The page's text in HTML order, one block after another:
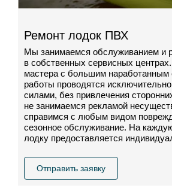
Ремонт лодок ПВХ
Мы занимаемся обслуживанием и
в собственных сервисных
мастера с большим
работы проводятся
силами, без привлечения
не занимаемся рекламой
справимся с любым видом
сезонное обслуживание. На
лодку предоставляется
Отправить заявку